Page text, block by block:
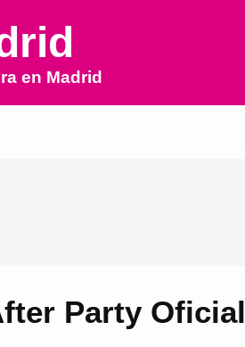
en Madrid
Party Oficial